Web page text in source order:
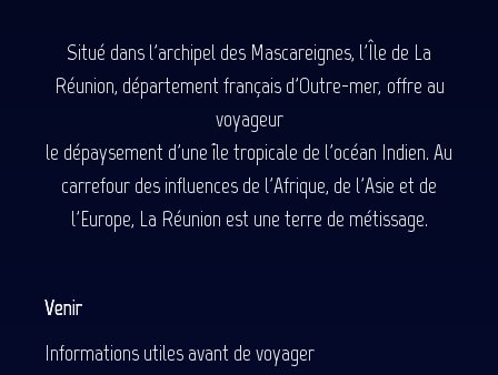
Situé dans l'archipel des Mascareignes, l'Île de La
Réunion, département français d'Outre-mer, offre au
voyageur
le dépaysement d'une île tropicale de l'océan Indien. Au
carrefour des influences de l'Afrique, de l'Asie et de
l'Europe, La Réunion est une terre de métissage.
Venir
Informations utiles avant de voyager